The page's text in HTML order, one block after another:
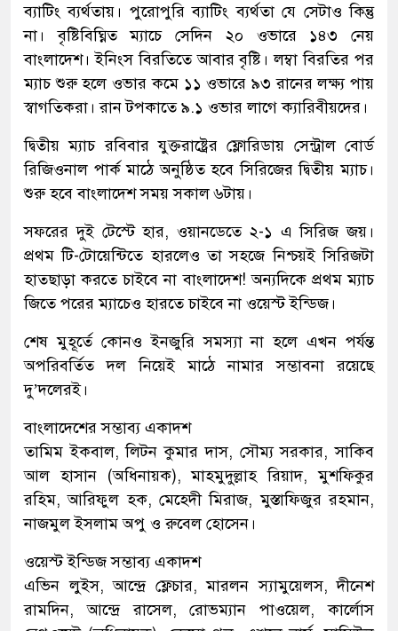
ব্যাটিং ব্যর্থতায়। পুরোপুরি ব্যাটিং ব্যর্থতা যে সেটাও কিন্তু
না। বৃষ্টিবিঘ্নিত ম্যাচে সেদিন ২০ ওভারে ১৪৩ নেয়
বাংলাদেশ। ইনিংস বিরতিতে আবার বৃষ্টি। লম্বা বিরতির পর
ম্যাচ শুরু হলে ওভার কমে ১১ ওভারে ৯৩ রানের লক্ষ্য পায়
স্বাগতিকরা। রান টপকাতে ৯.১ ওভার লাগে ক্যারিবীয়দের।
দ্বিতীয় ম্যাচ রবিবার যুক্তরাষ্ট্রের ফ্লোরিডায় সেন্ট্রাল বোর্ড
রিজিওনাল পার্ক মাঠে অনুষ্ঠিত হবে সিরিজের দ্বিতীয় ম্যাচ।
শুরু হবে বাংলাদেশ সময় সকাল ৬টায়।
সফরের দুই টেস্টে হার, ওয়ানডেতে ২-১ এ সিরিজ জয়।
প্রথম টি-টোয়েন্টিতে হারলেও তা সহজে নিশ্চয়ই সিরিজটা
হাতছাড়া করতে চাইবে না বাংলাদেশ! অন্যদিকে প্রথম ম্যাচ
জিতে পরের ম্যাচেও হারতে চাইবে না ওয়েস্ট ইন্ডিজ।
শেষ মুহূর্তে কোনও ইনজুরি সমস্যা না হলে এখন পর্যন্ত
অপরিবর্তিত দল নিয়েই মাঠে নামার সম্ভাবনা রয়েছে
দু’দলেরই।
বাংলাদেশের সম্ভাব্য একাদশ
তামিম ইকবাল, লিটন কুমার দাস, সৌম্য সরকার, সাকিব
আল হাসান (অধিনায়ক), মাহমুদুল্লাহ রিয়াদ, মুশফিকুর
রহিম, আরিফুল হক, মেহেদী মিরাজ, মুস্তাফিজুর রহমান,
নাজমুল ইসলাম অপু ও রুবেল হোসেন।
ওয়েস্ট ইন্ডিজ সম্ভাব্য একাদশ
এভিন লুইস, আন্দ্রে ফ্লেচার, মারলন স্যামুয়েলস, দীনেশ
রামদিন, আন্দ্রে রাসেল, রোভম্যান পাওয়েল, কার্লোস